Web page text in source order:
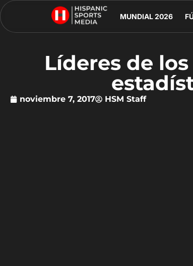
MUNDIAL 2026
Líderes de
noviembre 7, 2017 HSM Staff